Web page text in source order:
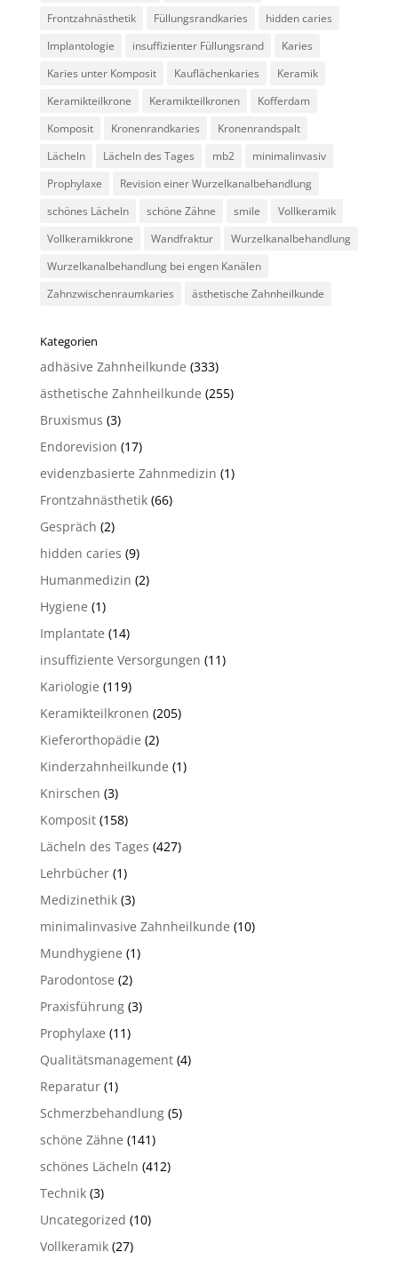
Frontzahnästhetik
Füllungsrandkaries
hidden caries
Implantologie
insuffizienter Füllungsrand
Karies
Karies unter Komposit
Kauflächenkaries
Keramik
Keramikteilkrone
Keramikteilkronen
Kofferdam
Komposit
Kronenrandkaries
Kronenrandspalt
Lächeln
Lächeln des Tages mb2
minimalinvasiv
Prophylaxe
Revision einer Wurzelkanalbehandlung
schönes Lächeln
schöne Zähne smile
Vollkeramik
Vollkeramikkrone
Wandfraktur
Wurzelkanalbehandlung
Wurzelkanalbehandlung bei engen Kanälen
Zahnzwischenraumkaries
ästhetische Zahnheilkunde
Kategorien
adhäsive Zahnheilkunde (333)
ästhetische Zahnheilkunde (255)
Bruxismus (3)
Endorevision (17)
evidenzbasierte Zahnmedizin (1)
Frontzahnästhetik(66)
Gespräch (2)
hidden caries (9)
Humanmedizin (2)
Hygiene (1)
Implantate (14)
insuffiziente Versorgungen (11)
Kariologie (119)
Keramikteilkronen (205)
Kieferorthopädie (2)
Kinderzahnheilkunde (1)
Knirschen (3)
Komposit(158)
Lächeln des Tages (427)
Lehrbücher(1)
Medizinethik(3)
minimalinvasive Zahnheilkunde (10)
Mundhygiene (1)
Parodontose (2)
Praxisführung(3)
Prophylaxe (11)
Qualitätsmanagement(4)
Reparatur(1)
Schmerzbehandlung(5)
schöne Zähne (141)
schönes Lächeln (412)
Technik(3)
Uncategorized (10)
Vollkeramik(27)